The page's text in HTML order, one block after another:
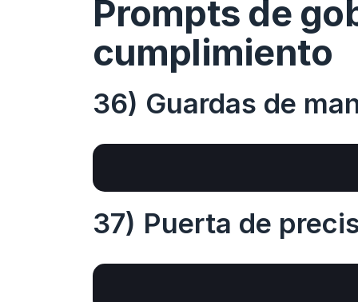
Prompts de
cumplimiento
36) Guardas de
37) Puerta de